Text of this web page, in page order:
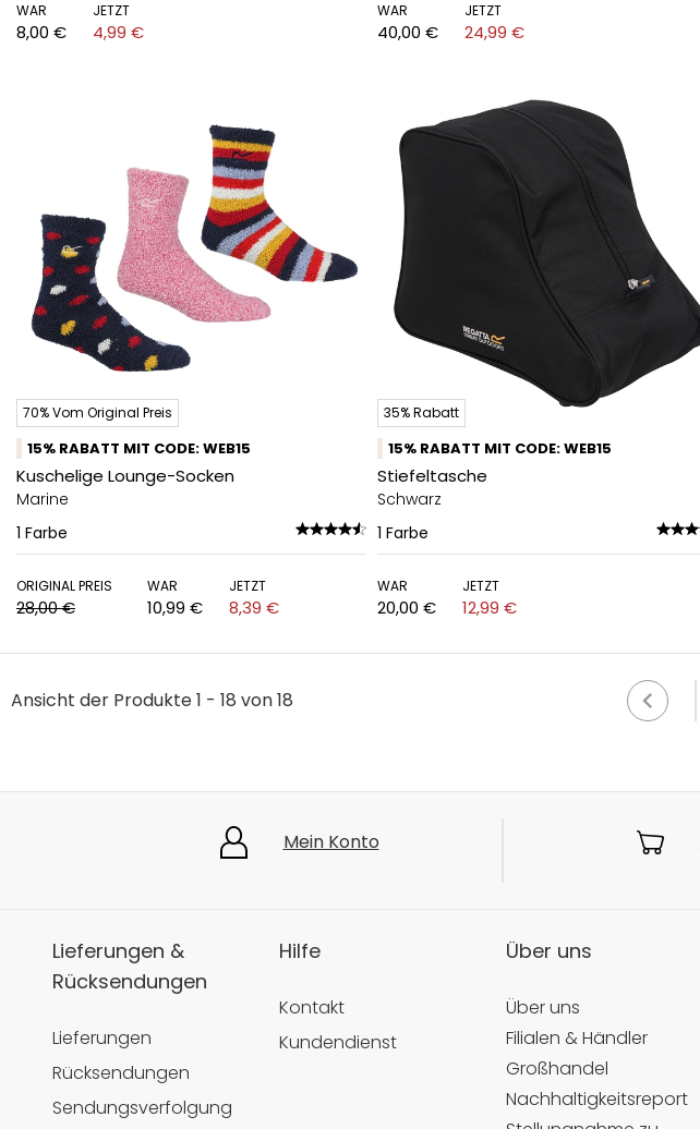
WAR
8,00 €
JETZT
4,99 €
WAR
40,00 €
JETZT
24,99 €
70% Vom Original Preis
15% RABATT MIT CODE: WEB15
Kuschelige Lounge-Socken
Marine
1 Farbe
ORIGINAL PREIS
28,00 €
WAR
10,99 €
JETZT
8,39 €
35% Rabatt
15% RABATT MIT CODE: WEB15
Stiefeltasche
Schwarz
1 Farbe
WAR
20,00 €
JETZT
12,99 €
Ansicht der Produkte 1 - 18 von 18
Mein Konto
Lieferungen &
Rücksendungen
Lieferungen
Rücksendungen
Sendungsverfolgung
Hilfe
Kontakt
Kundendienst
Über uns
Über uns
Filialen & Händler
Großhandel
Nachhaltigkeitsreport